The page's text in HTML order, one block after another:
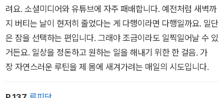
할 수 있는 만큼의 힘이 생긴다는 말이기도 해요.
저는 가까스로 찾은 그 바람직한 루틴을 아직 습관으로 만들지
는 못했습니다. 밤의 유혹이 너무나 강렬해서 자주 흔들
려요. 소셜미디어와 유튜브에 자주 패배합니다. 예전처럼 새벽까
지 버티는 날이 현저히 줄었다는 게 다행이라면 다행일까요. 일단
은 잠을 선택하는 편입니다. 그래야 조금이라도 일찍일어날 수 있
거든요. 일상을 정돈하고 원하는 일을 해내기 위한 한 걸음. 가
장 자연스러운 루틴을 제 몸에 새겨가려는 매일의 시도입니다.